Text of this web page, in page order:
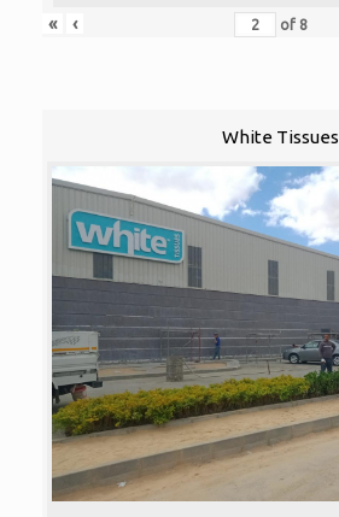
«
‹ of 8
White Tissues